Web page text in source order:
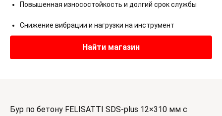
Повышенная износостойкость и долгий срок службы
Снижение вибрации и нагрузки на инструмент
Найти магазин
Бур по бетону FELISATTI SDS-plus 12×310 мм с